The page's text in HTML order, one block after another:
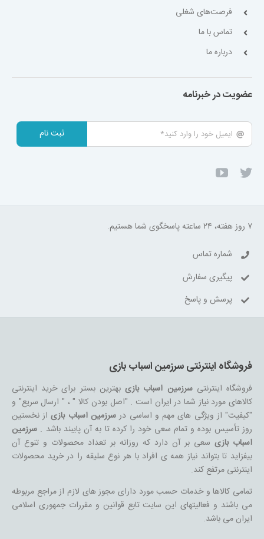
فرصت‌های شغلی
تماس با ما
درباره ما
عضویت در خبرنامه
ثبت نام
۷ روز هفته، ۲۴ ساعته پاسخگوی شما هستیم.
شماره تماس
پیگیری سفارش
پرسش و پاسخ
فروشگاه اینترنتی سرزمین اسباب بازی
فروشگاه اینترنتیسرزمین اسباب بازیبهترین بستر برای خرید اینترنتی
کالاهای مورد نیاز شما در ایران است . "اصل بودن کالا " ، " ارسال سریع" و
"کیفیت" از ویژگی های مهم و اساسی در سرزمین اسباب بازیاز نخستین
روز تأسیس بوده و تمام سعی خود را کرده تا به آن پایبند باشد .سرزمین
اسباب بازیسعی بر آن دارد که روزانه بر تعداد محصولات و تنوع آن
بیفزاید تا بتواند نیاز همه ی افراد با هر نوع سلیقه را در خرید محصولات
اینترنتی مرتفع کند.
تمامی کالاها و خدمات حسب مورد دارای مجوز های لازم از مراجع مربوطه
می باشند و فعالیتهای این سایت تابع قوانین و مقررات جمهوری اسلامی
ایران می باشد.